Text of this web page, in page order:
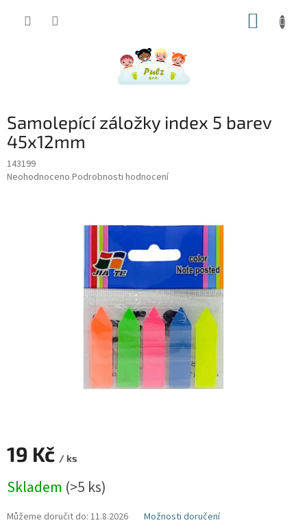
Samolepící záložky index 5 barev
45x12mm
143199
Průměrné
Neohodnoceno Podrobnosti hodnocení
19 Kč / ks
cena:
Skladem (>5 ks)
Můžeme doručit do: 11.8.2026 Možnosti doručení